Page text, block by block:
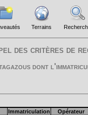
Terrains
des critères de
dont
Immatriculation Opérateur